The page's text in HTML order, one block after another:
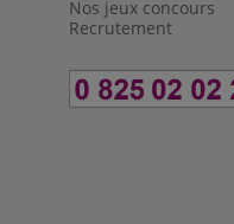
Nos jeux concours
Recrutement